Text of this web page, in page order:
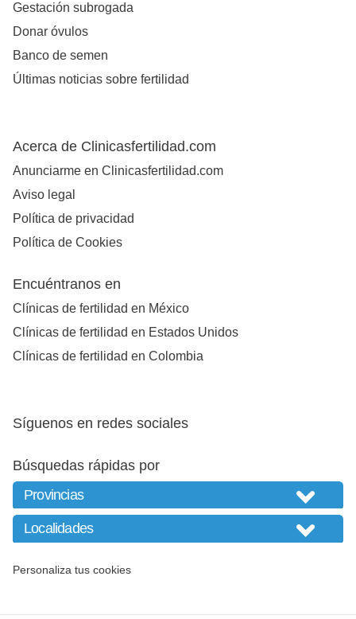
Gestación subrogada
Donar óvulos
Banco de semen
Últimas noticias sobre fertilidad
Acerca de Clinicasfertilidad.com
Anunciarme en Clinicasfertilidad.com
Aviso legal
Política de privacidad
Política de Cookies
Encuéntranos en
Clínicas de fertilidad en México
Clínicas de fertilidad en Estados Unidos
Clínicas de fertilidad en Colombia
Síguenos en redes sociales
Búsquedas rápidas por
Personaliza tus cookies